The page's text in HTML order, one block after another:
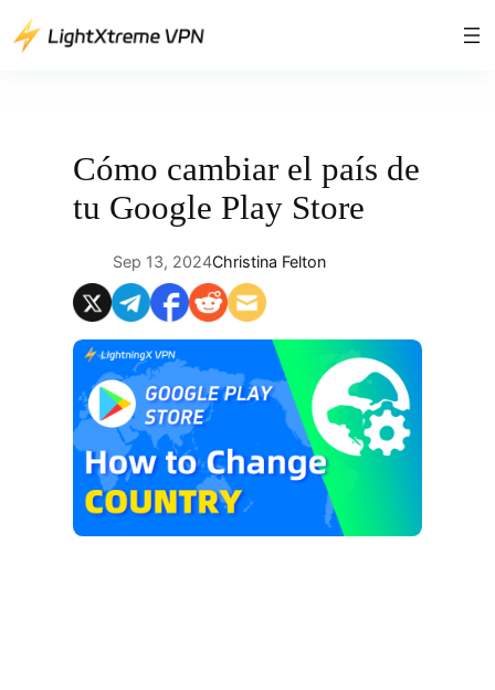
Saltar
Cómo cambiar el país de
tu Google Play Store
Sep 13, 2024Christina Felton